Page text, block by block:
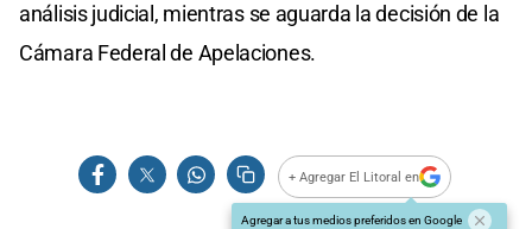
análisis judicial, mientras se aguarda la decisión de la
Cámara Federal de Apelaciones.
+ Agregar El Litoral en
Agregar a tus medios preferidos en Google